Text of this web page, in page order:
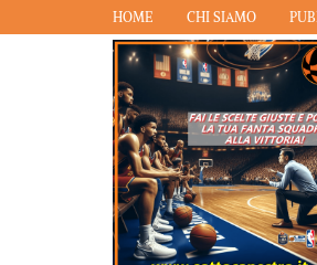
HOME CHI SIAMO